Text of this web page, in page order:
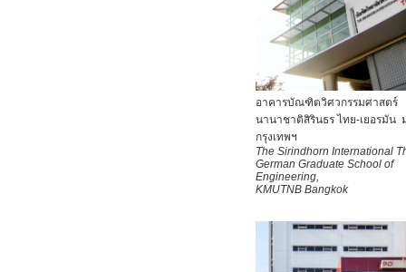
อาคารบัณฑิตวิศวกรรมศาสตร์
นานาชาติสิรินธร ไทย-เยอรมัน
กรุงเทพฯ
The Sirindhorn International
German Graduate School of
Engineering,
KMUTNB Bangkok